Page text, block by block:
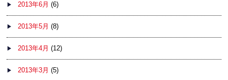
2013年6月 (6)
2013年5月 (8)
2013年4月 (12)
2013年3月 (5)